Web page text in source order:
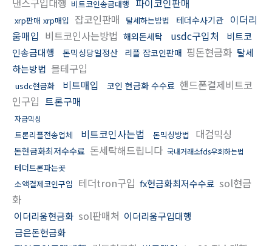
비트코인송금대행
xrp판매 xrp매입 잡코인판매 탈세하는방법 테더수사기관 이더리
움매입 비트코인사는방법 해외돈세탁 usdc구입처
비트코
인송금대행
돈믹싱당일정산 리플 잡코인판매 핑돈현금화 탈세
하는방법 블테구입
usdc현금화 비트매입 코인 현금화 수수료 핸드폰결제비트코
인구입 트론구매
자금믹싱
트론리플전송업체 비트코인사는법 돈믹싱방법 대검믹싱
돈현금화최저수수료 돈세탁해드립니다 국내거래소fds우회하는법
테더트론파는곳
소액결제코인구입
테더tron구입 fx현금화최저수수료 sol현금
화
이더리움현금화 sol판매처 이더리움구입대행
금은돈현금화